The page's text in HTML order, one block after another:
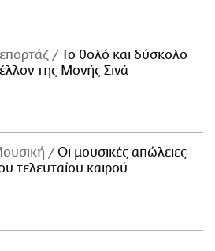
Το θολό και δύσκολο
της Μονής Σινά
Οι μουσικές απώλειες
τελευταίου καιρού